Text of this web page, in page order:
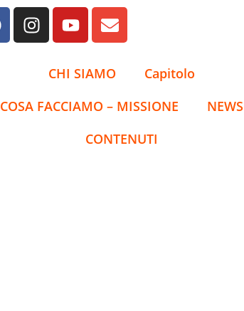
CHI SIAMO
Capitolo
COSA FACCIAMO – MISSIONE
NEWS
CONTENUTI